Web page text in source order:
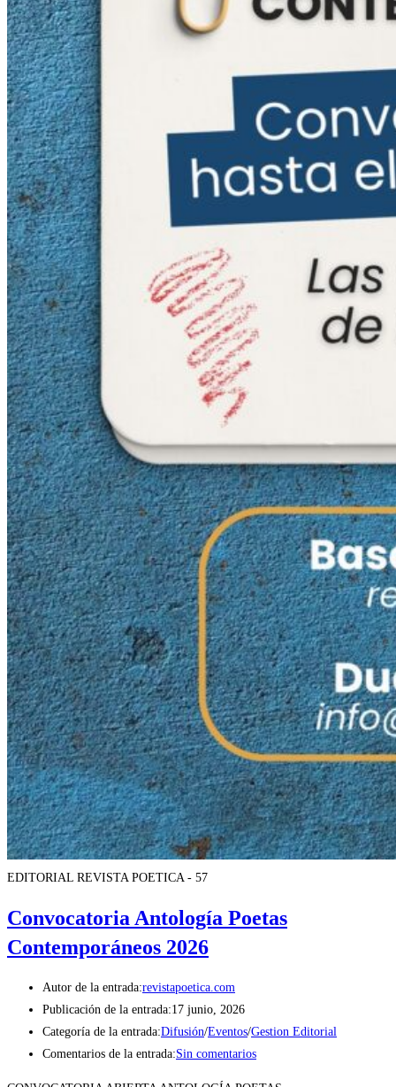
EDITORIAL REVISTA POETICA - 57
Convocatoria Antología Poetas
Contemporáneos 2026
Autor de la entrada:revistapoetica.com
Publicación de la entrada:17 junio, 2026
Categoría de la entrada:Difusión/Eventos/Gestion Editorial
Comentarios de la entrada:Sin comentarios